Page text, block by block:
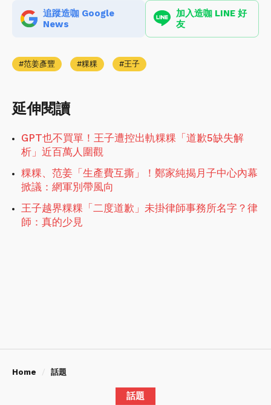
追蹤造咖 Google
News
加入造咖 LINE 好
友
范姜彥豐 粿粿 王子
延伸閱讀
GPT也不買單！王子遭控出軌粿粿「道歉5缺失解
析」近百萬人圍觀
粿粿、范姜「生產費互撕」！鄭家純揭月子中心內幕
掀議：網軍別帶風向
王子越界粿粿「二度道歉」未掛律師事務所名字？律
師：真的少見
Home 話題
話題